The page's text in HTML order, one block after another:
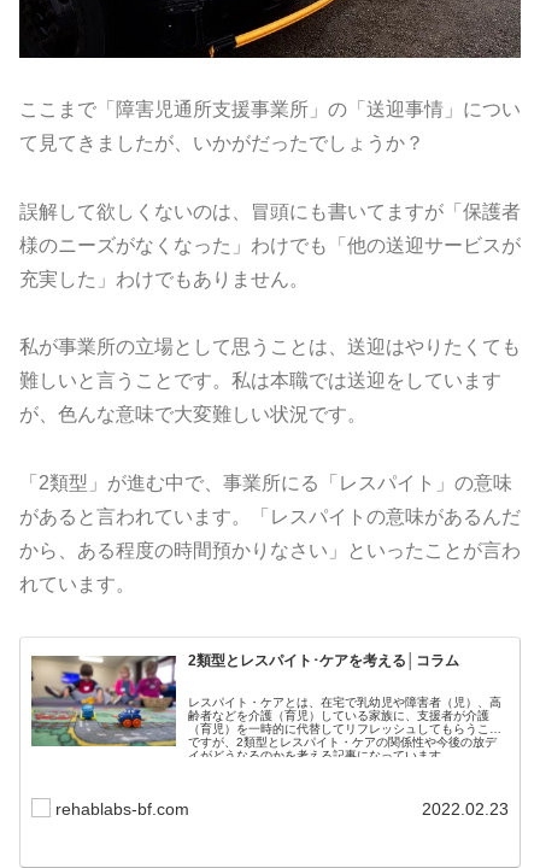
ここまで「障害児通所支援事業所」の「送迎事情」につい
て見てきましたが、いかがだったでしょうか？
誤解して欲しくないのは、冒頭にも書いてますが「保護者
様のニーズがなくなった」わけでも「他の送迎サービスが
充実した」わけでもありません。
私が事業所の立場として思うことは、送迎はやりたくても
難しいと言うことです。私は本職では送迎をしています
が、色んな意味で大変難しい状況です。
「2類型」が進む中で、事業所にる「レスパイト」の意味
があると言われています。「レスパイトの意味があるんだ
から、ある程度の時間預かりなさい」といったことが言わ
れています。
2類型とレスパイト･ケアを考える│コラム
レスパイト・ケアとは、在宅で乳幼児や障害者（児）、高
齢者などを介護（育児）している家族に、支援者が介護
（育児）を一時的に代替してリフレッシュしてもらうこと
ですが、2類型とレスパイト・ケアの関係性や今後の放デ
イがどうなるのかを考える記事になっています。
rehablabs-bf.com 2022.02.23